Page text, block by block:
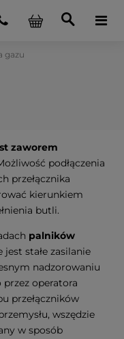
gazu
zaworem
podłączenia
przełącznika
kierunkiem
butli.
palników
stałe zasilanie
nadzorowaniu
operatora
przełączników
wszędzie
w sposób